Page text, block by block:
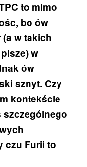
to mimo
bo ów
w takich
w
ów
sznyt. Czy
kontekście
szczególnego
czu Furii to